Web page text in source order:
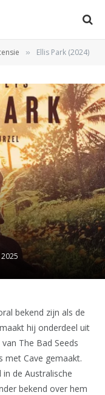
» Ellis Park (2024)
2025
bekend zijn als de
hij onderdeel uit
The Bad Seeds
met Cave gemaakt.
de Australische
bekend over hem